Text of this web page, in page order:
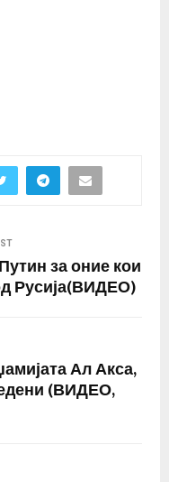
за оние кои
Русија(ВИДЕО)
Ал Акса,
(ВИДЕО,